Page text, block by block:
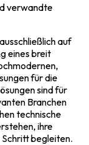
verwandte
auf
eines breit
für die
sind für
Branchen
technische
ihre
begleiten.